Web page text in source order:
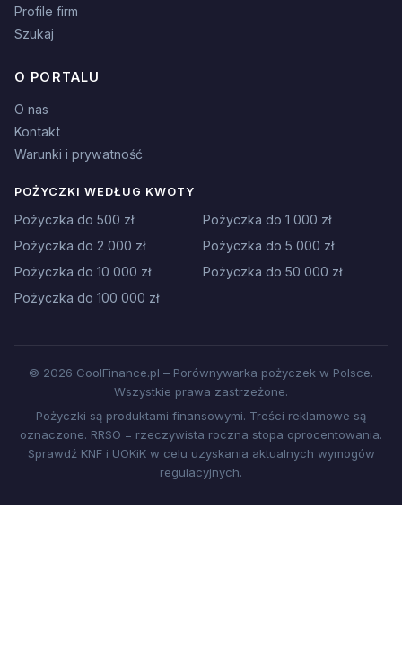
Profile firm
Szukaj
O PORTALU
O nas
Kontakt
Warunki i prywatność
POŻYCZKI WEDŁUG KWOTY
Pożyczka do 500 zł
Pożyczka do 1 000 zł
Pożyczka do 2 000 zł
Pożyczka do 5 000 zł
Pożyczka do 10 000 zł
Pożyczka do 50 000 zł
Pożyczka do 100 000 zł
© 2026 CoolFinance.pl – Porównywarka pożyczek w Polsce.
Wszystkie prawa zastrzeżone.
Pożyczki są produktami finansowymi. Treści reklamowe są
oznaczone. RRSO = rzeczywista roczna stopa oprocentowania.
Sprawdź KNF i UOKiK w celu uzyskania aktualnych wymogów
regulacyjnych.